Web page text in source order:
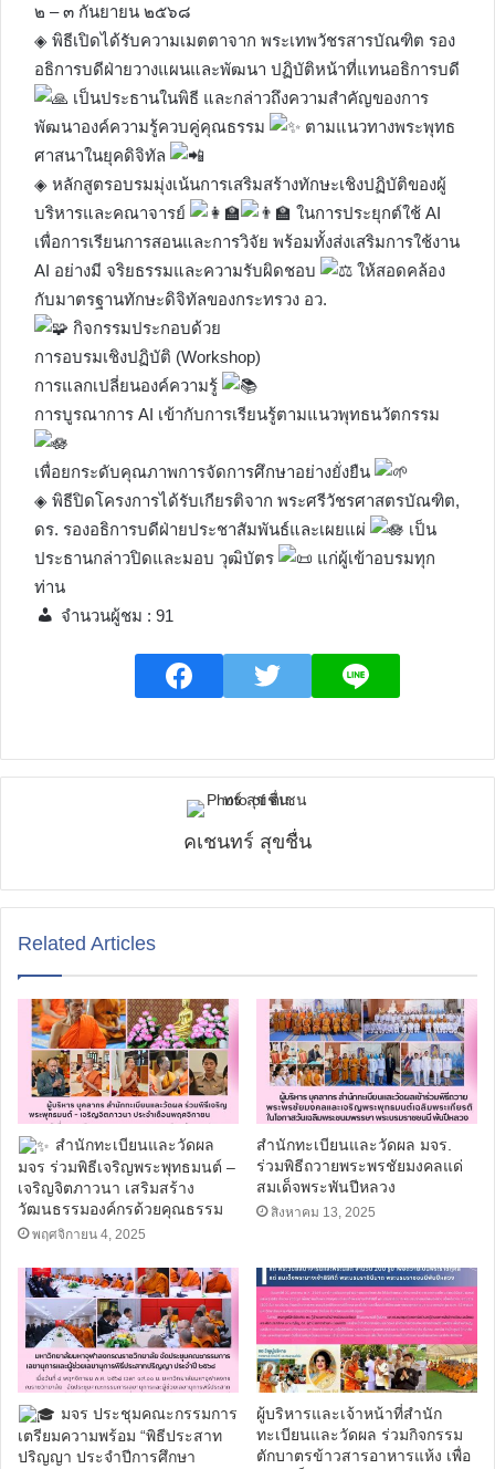
๒ – ๓ กันยายน ๒๕๖๘
◈ พิธีเปิดได้รับความเมตตาจาก พระเทพวัชรสารบัณฑิต รอง
อธิการบดีฝ่ายวางแผนและพัฒนา ปฏิบัติหน้าที่แทนอธิการบดี
เป็นประธานในพิธี และกล่าวถึงความสำคัญของการ
พัฒนาองค์ความรู้ควบคู่คุณธรรม
ตามแนวทางพระพุทธ
ศาสนาในยุคดิจิทัล
◈ หลักสูตรอบรมมุ่งเน้นการเสริมสร้างทักษะเชิงปฏิบัติของผู้
บริหารและคณาจารย์
ในการประยุกต์ใช้ AI
เพื่อการเรียนการสอนและการวิจัย พร้อมทั้งส่งเสริมการใช้งาน
AI อย่างมี จริยธรรมและความรับผิดชอบ
ให้สอดคล้อง
กับมาตรฐานทักษะดิจิทัลของกระทรวง อว.
กิจกรรมประกอบด้วย
การอบรมเชิงปฏิบัติ (Workshop)
การแลกเปลี่ยนองค์ความรู้
การบูรณาการ AI เข้ากับการเรียนรู้ตามแนวพุทธนวัตกรรม
เพื่อยกระดับคุณภาพการจัดการศึกษาอย่างยั่งยืน
◈ พิธีปิดโครงการได้รับเกียรติจาก พระศรีวัชรศาสตรบัณฑิต,
ดร. รองอธิการบดีฝ่ายประชาสัมพันธ์และเผยแผ่
เป็น
ประธานกล่าวปิดและมอบ วุฒิบัตร
แก่ผู้เข้าอบรมทุก
ท่าน
จำนวนผู้ชม : 91
คเชนทร์ สุขชื่น
Related Articles
สำนักทะเบียนและวัดผล
มจร ร่วมพิธีเจริญพระพุทธมนต์ –
เจริญจิตภาวนา เสริมสร้าง
วัฒนธรรมองค์กรด้วยคุณธรรม
พฤศจิกายน 4, 2025
สำนักทะเบียนและวัดผล มจร.
ร่วมพิธีถวายพระพรชัยมงคลแด่
สมเด็จพระพันปีหลวง
สิงหาคม 13, 2025
มจร ประชุมคณะกรรมการ
เตรียมความพร้อม “พิธีประสาท
ปริญญา ประจำปีการศึกษา
ผู้บริหารและเจ้าหน้าที่สำนัก
ทะเบียนและวัดผล ร่วมกิจกรรม
ตักบาตรข้าวสารอาหารแห้ง เพื่อ